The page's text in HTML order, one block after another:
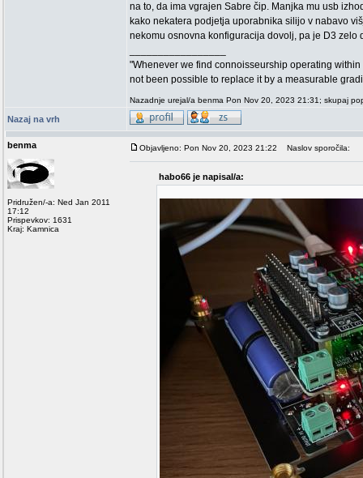
na to, da ima vgrajen Sabre čip. Manjka mu usb
kako nekatera podjetja uporabnika silijo v nabavo
nekomu osnovna konfiguracija dovolj, pa je D3 zelo
"Whenever we find connoisseurship operating
not been possible to replace it by a measurable
Nazadnje urejal/a benma Pon Nov 20, 2023 21:31; skupaj
Nazaj na vrh
benma
Pridružen/-a: Ned Jan 2011
17:12
Prispevkov: 1631
Kraj: Kamnica
Objavljeno: Pon Nov 20, 2023 21:22 Naslov sporočila:
habo66 je napisal/a: